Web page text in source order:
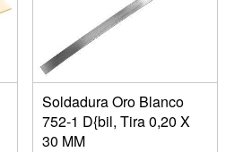
Soldadura Oro Blanco
752-1 D{bil, Tira 0,20 X
30 MM